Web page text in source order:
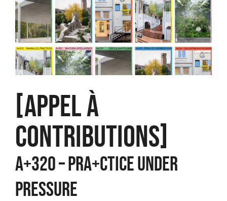
[APPEL À
CONTRIBUTIONS]
A+320 – PRA+CTICE UNDER
PRESSURE